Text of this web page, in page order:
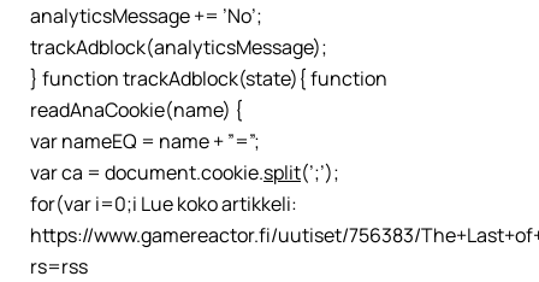
analyticsMessage += ’No’;
trackAdblock(analyticsMessage);
} function trackAdblock(state){ function
readAnaCookie(name) {
var nameEQ = name + ”=”;
var ca = document.cookie.split(’;’);
for(var i=0;i Lue koko artikkeli:
https://www.gamereactor.fi/uutiset/756383/
rs=rss